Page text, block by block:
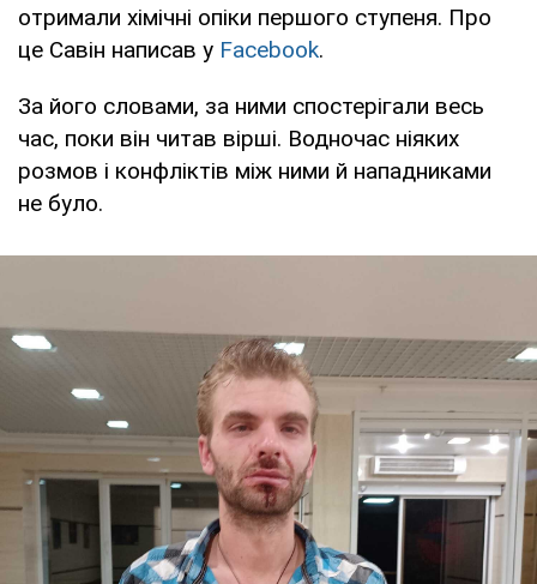
отримали хімічні опіки першого ступеня. Про
це Савін написав у Facebook.
За його словами, за ними спостерігали весь
час, поки він читав вірші. Водночас ніяких
розмов і конфліктів між ними й нападниками
не було.